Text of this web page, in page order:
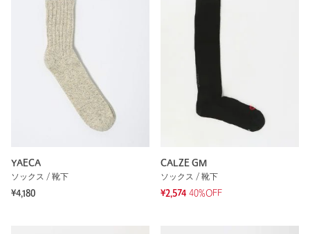
YAECA
ソックス / 靴下
¥4,180
CALZE GM
ソックス / 靴下
¥2,574 40%OFF